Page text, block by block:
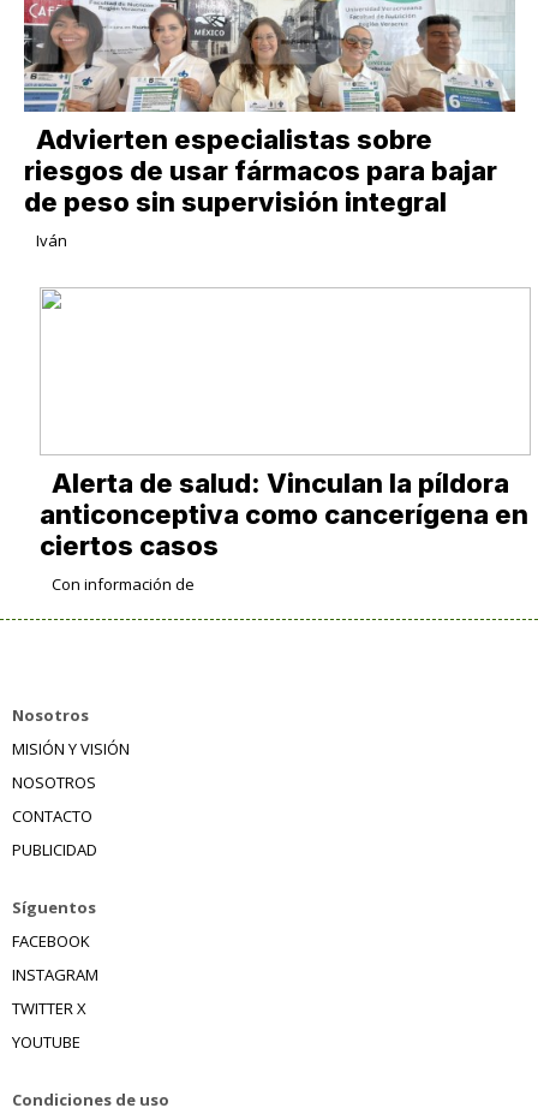
Advierten especialistas sobre
riesgos de usar fármacos para bajar
de peso sin supervisión integral
Iván
Alerta de salud: Vinculan la píldora
anticonceptiva como cancerígena en
ciertos casos
Con información de
Nosotros
MISIÓN Y VISIÓN
NOSOTROS
CONTACTO
PUBLICIDAD
Síguentos
FACEBOOK
INSTAGRAM
TWITTER X
YOUTUBE
Condiciones de uso